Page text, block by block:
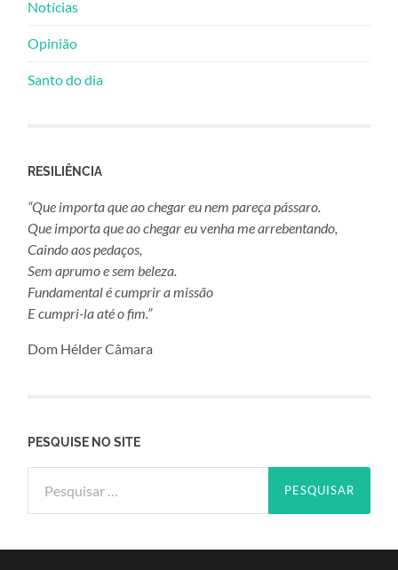
Notícias
Opinião
Santo do dia
RESILIÊNCIA
“Que importa que ao chegar eu nem pareça pássaro.
Que importa que ao chegar eu venha me arrebentando,
Caindo aos pedaços,
Sem aprumo e sem beleza.
Fundamental é cumprir a missão
E cumpri-la até o fim.”
Dom Hélder Câmara
PESQUISE NO SITE
por: